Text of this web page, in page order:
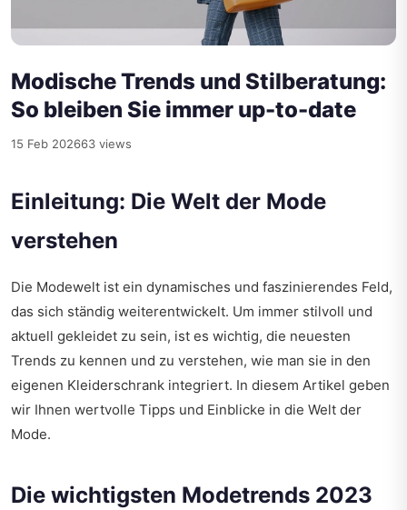
Modische Trends und Stilberatung:
So bleiben Sie immer up-to-date
15 Feb 202663 views
Einleitung: Die Welt der Mode
verstehen
Die Modewelt ist ein dynamisches und faszinierendes Feld,
das sich ständig weiterentwickelt. Um immer stilvoll und
aktuell gekleidet zu sein, ist es wichtig, die neuesten
Trends zu kennen und zu verstehen, wie man sie in den
eigenen Kleiderschrank integriert. In diesem Artikel geben
wir Ihnen wertvolle Tipps und Einblicke in die Welt der
Mode.
Die wichtigsten Modetrends 2023